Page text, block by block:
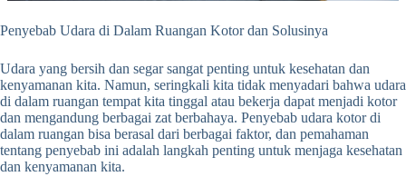
Penyebab Udara di Dalam Ruangan Kotor dan Solusinya
Udara yang bersih dan segar sangat penting untuk kesehatan dan
kenyamanan kita. Namun, seringkali kita tidak menyadari bahwa udara
di dalam ruangan tempat kita tinggal atau bekerja dapat menjadi kotor
dan mengandung berbagai zat berbahaya. Penyebab udara kotor di
dalam ruangan bisa berasal dari berbagai faktor, dan pemahaman
tentang penyebab ini adalah langkah penting untuk menjaga kesehatan
dan kenyamanan kita.